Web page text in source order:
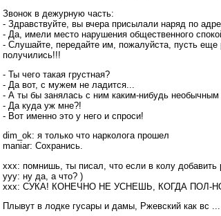
Звонок в дежурную часть:
- Здравствуйте, вы вчера присылали наряд по
- Да, имели место нарушения общественного
- Слушайте, передайте им, пожалуйста, пусть еще
получились!!!
- Ты чего такая грустная?
- Да вот, с мужем не ладится...
- А ты бы занялась с ним каким-нибудь необычным
- Да куда уж мне?!
- Вот именно это у него и спроси!
dim_ok: я только что нарколога прошел
maniar: Сохранись.
ххх: помнишь, ты писал, что если в колу
yyy: ну да, а что? )
ххх: СУКА! КОНЕЧНО НЕ УСНЕШЬ, КОГДА
Плывут в лодке гусары и дамы, Ржевский как вс